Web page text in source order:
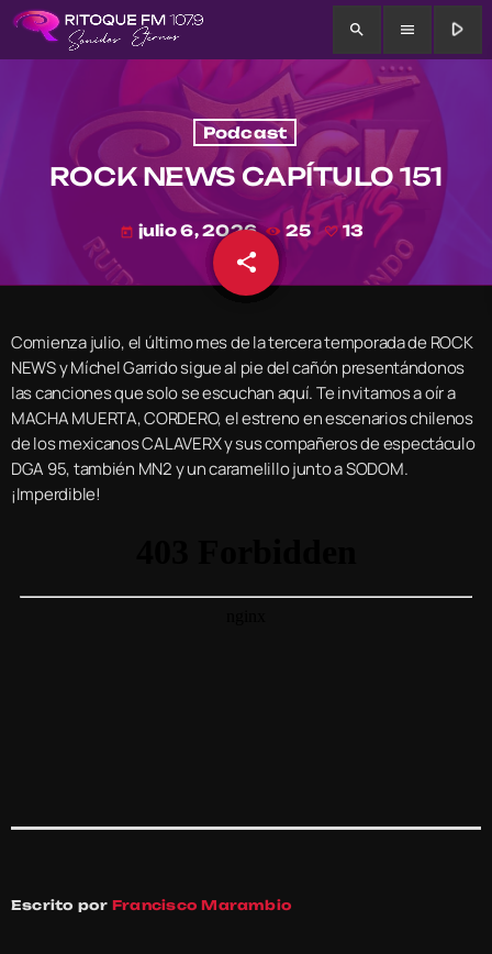
search menu play_arrow
Podcast
ROCK NEWS CAPÍTULO 151
today julio 6, 2026 25 13
share
13
email
Comienza julio, el último mes de la tercera temporada de ROCK
NEWS y Míchel Garrido sigue al pie del cañón presentándonos
las canciones que solo se escuchan aquí. Te invitamos a oír a
MACHA MUERTA, CORDERO, el estreno en escenarios chilenos
de los mexicanos CALAVERX y sus compañeros de espectáculo
DGA 95, también MN2 y un caramelillo junto a SODOM.
¡Imperdible!
Escrito por Francisco Marambio